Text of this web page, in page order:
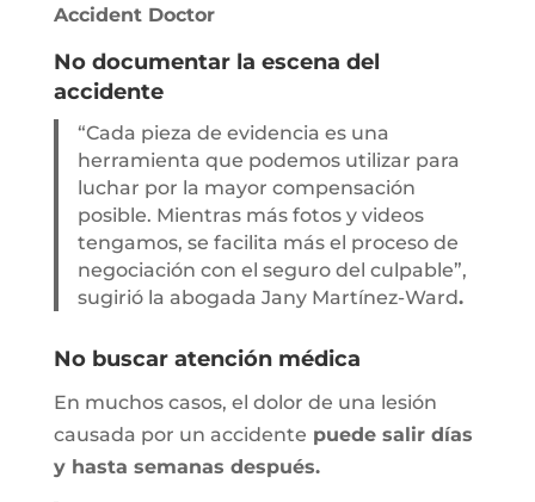
Accident Doctor
No documentar la escena del
accidente
“Cada pieza de evidencia es una
herramienta que podemos utilizar para
luchar por la mayor compensación
posible. Mientras más fotos y videos
tengamos, se facilita más el proceso de
negociación con el seguro del culpable”,
sugirió la abogada Jany Martínez-Ward.
No buscar atención médica
En muchos casos, el dolor de una lesión
causada por un accidente puede salir días
y hasta semanas después.